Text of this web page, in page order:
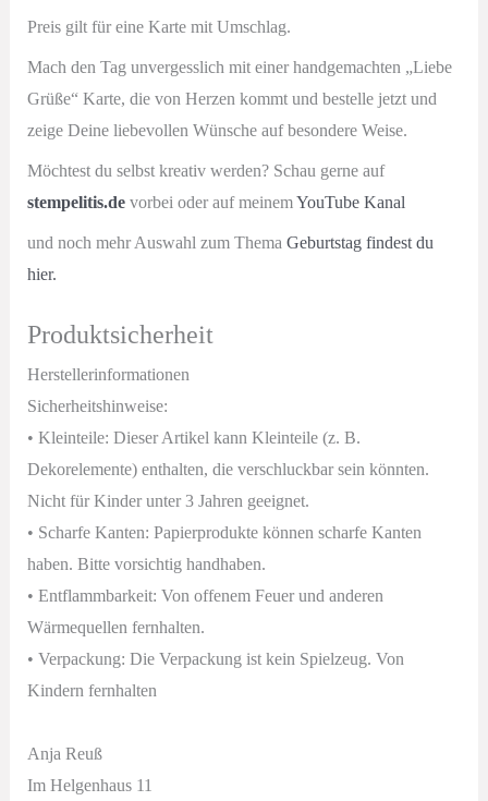
Preis gilt für eine Karte mit Umschlag.
Mach den Tag unvergesslich mit einer handgemachten „Liebe
Grüße“ Karte, die von Herzen kommt und bestelle jetzt und
zeige Deine liebevollen Wünsche auf besondere Weise.
Möchtest du selbst kreativ werden? Schau gerne auf
stempelitis.devorbei oder auf meinemYouTube Kanal
und noch mehr Auswahl zum Thema Geburtstag findest du
hier.
Produktsicherheit
Herstellerinformationen
Sicherheitshinweise:
• Kleinteile: Dieser Artikel kann Kleinteile (z. B.
Dekorelemente) enthalten, die verschluckbar sein könnten.
Nicht für Kinder unter 3 Jahren geeignet.
• Scharfe Kanten: Papierprodukte können scharfe Kanten
haben. Bitte vorsichtig handhaben.
• Entflammbarkeit: Von offenem Feuer und anderen
Wärmequellen fernhalten.
• Verpackung: Die Verpackung ist kein Spielzeug. Von
Kindern fernhalten
Anja Reuß
Im Helgenhaus 11